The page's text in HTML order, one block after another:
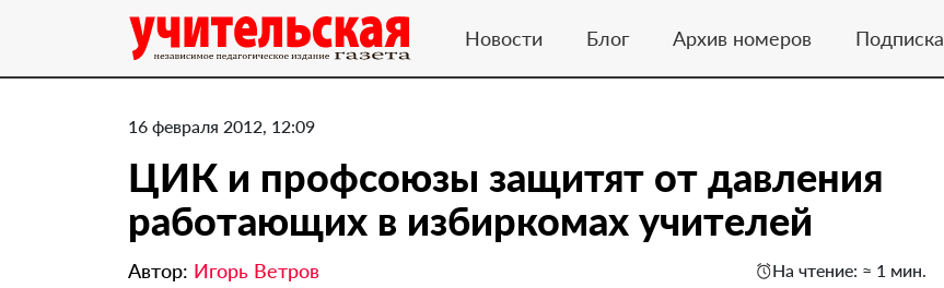
Новости Блог Архив номеров Подписка
16 февраля 2012, 12:09
ЦИК и профсоюзы защитят от давления
работающих в избиркомах учителей
Автор: Игорь Ветров На чтение: ≈ 1 мин.